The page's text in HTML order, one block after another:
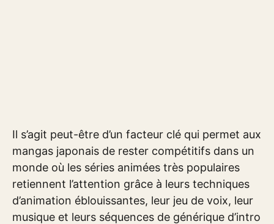
Il s’agit peut-être d’un facteur clé qui permet aux
mangas japonais de rester compétitifs dans un
monde où les séries animées très populaires
retiennent l’attention grâce à leurs techniques
d’animation éblouissantes, leur jeu de voix, leur
musique et leurs séquences de générique d’intro